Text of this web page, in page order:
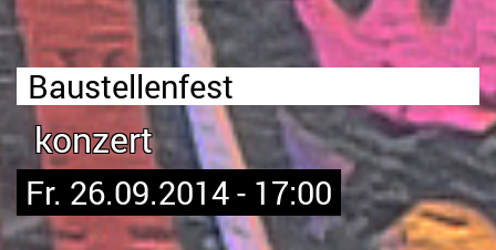
Baustellenfest
konzert
Fr. 26.09.2014 - 17:00